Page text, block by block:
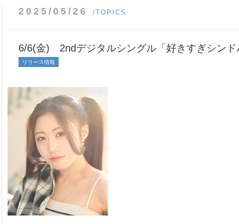
2025/05/26 /TOPICS
6/6(金) 2ndデジタルシングル「好きすぎシンド
リリース情報